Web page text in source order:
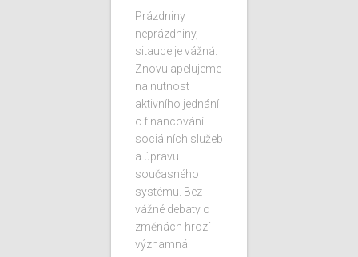
Prázdniny
neprázdniny,
sitauce je vážná.
Znovu apelujeme
na nutnost
aktivního jednání
o financování
sociálních služeb
a úpravu
současného
systému. Bez
vážné debaty o
změnách hrozí
významná